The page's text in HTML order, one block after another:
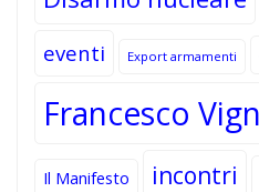
eventi Export armamenti
Francesco
Il Manifesto incontri